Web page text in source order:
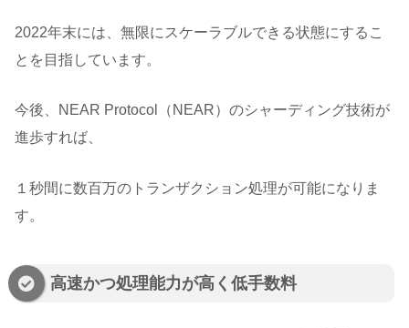
2022年末には、無限にスケーラブルできる状態にするこ
とを目指しています。
今後、NEAR Protocol（NEAR）のシャーディング技術が
進歩すれば、
１秒間に数百万のトランザクション処理が可能になりま
す。
高速かつ処理能力が高く低手数料